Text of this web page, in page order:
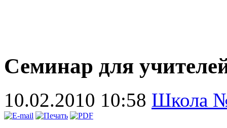
Семинар для
10.02.2010 10:58 Школа